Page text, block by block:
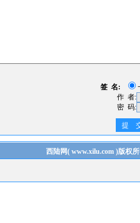
签 名:
作 者:
密 码:
提
西陆网( www.xilu.com)版权